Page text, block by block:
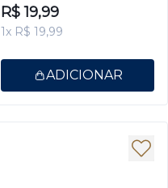
R$ 19,99
1x R$ 19,99
ADICIONAR